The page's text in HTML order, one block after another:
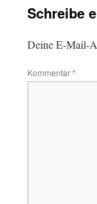
Schreibe
Deine E-Mail-
Kommentar*